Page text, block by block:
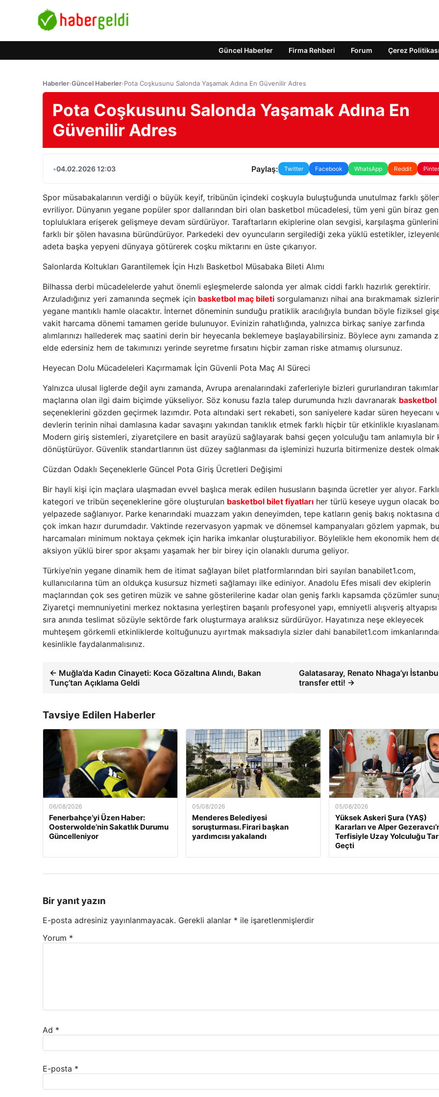
Güncel Haberler Firma Rehberi Forum Çerez Politikası
Haberler›Güncel Haberler›Pota Coşkusunu Salonda Yaşamak Adına En Güvenilir Adres
Pota Coşkusunu Salonda Yaşamak Adına En
Güvenilir Adres
•04.02.2026 12:03 Paylaş: Twitter Facebook WhatsApp Reddit
Spor müsabakalarının verdiği o büyük keyif, tribünün içindeki coşkuyla buluştuğunda unutulmaz farklı
evriliyor. Dünyanın yegane popüler spor dallarından biri olan basketbol mücadelesi, tüm yeni gün biraz
topluluklara erişerek gelişmeye devam sürdürüyor. Taraftarların ekiplerine olan sevgisi, karşılaşma
farklı bir şölen havasına büründürüyor. Parkedeki dev oyuncuların sergilediği zeka yüklü estetikler,
adeta başka yepyeni dünyaya götürerek coşku miktarını en üste çıkarıyor.
Salonlarda Koltukları Garantilemek İçin Hızlı Basketbol Müsabaka Bileti Alımı
Bilhassa derbi mücadelelerde yahut önemli eşleşmelerde salonda yer almak ciddi farklı hazırlık gerektirir.
Arzuladığınız yeri zamanında seçmek için basketbol maç bileti sorgulamanızı nihai ana bırakmamak
yegane mantıklı hamle olacaktır. İnternet döneminin sunduğu pratiklik aracılığıyla bundan böyle fiziksel
vakit harcama dönemi tamamen geride bulunuyor. Evinizin rahatlığında, yalnızca birkaç saniye zarfında
alımlarınızı hallederek maç saatini derin bir heyecanla beklemeye başlayabilirsiniz. Böylece aynı zamanda
elde edersiniz hem de takımınızı yerinde seyretme fırsatını hiçbir zaman riske atmamış olursunuz.
Heyecan Dolu Mücadeleleri Kaçırmamak İçin Güvenli Pota Maç Al Süreci
Yalnızca ulusal liglerde değil aynı zamanda, Avrupa arenalarındaki zaferleriyle bizleri gururlandıran
maçlarına olan ilgi daim biçimde yükseliyor. Söz konusu fazla talep durumunda hızlı davranarak basketbol
seçeneklerini gözden geçirmek lazımdır. Pota altındaki sert rekabeti, son saniyelere kadar süren heyecanı
devlerin terinin nihai damlasına kadar savaşını yakından tanıklık etmek farklı hiçbir tür etkinlikle
Modern giriş sistemleri, ziyaretçilere en basit arayüzü sağlayarak bahsi geçen yolculuğu tam anlamıyla bir
dönüştürüyor. Güvenlik standartlarının üst düzey sağlanması da işleminizi huzurla bitirmenize destek
Cüzdan Odaklı Seçeneklerle Güncel Pota Giriş Ücretleri Değişimi
Bir hayli kişi için maçlara ulaşmadan evvel başlıca merak edilen hususların başında ücretler yer alıyor. Farklı
kategori ve tribün seçeneklerine göre oluşturulan basketbol bilet fiyatları her türlü keseye uygun olacak
yelpazede sağlanıyor. Parke kenarındaki muazzam yakın deneyimden, tepe katların geniş bakış noktasına
çok imkan hazır durumdadır. Vaktinde rezervasyon yapmak ve dönemsel kampanyaları gözlem yapmak, bu
harcamaları minimum noktaya çekmek için harika imkanlar oluşturabiliyor. Böylelikle hem ekonomik hem
aksiyon yüklü birer spor akşamı yaşamak her bir birey için olanaklı duruma geliyor.
Türkiye’nin yegane dinamik hem de itimat sağlayan bilet platformlarından biri sayılan banabilet1.com,
kullanıcılarına tüm an oldukça kusursuz hizmeti sağlamayı ilke ediniyor. Anadolu Efes misali dev ekiplerin
maçlarından çok ses getiren müzik ve sahne gösterilerine kadar olan geniş farklı kapsamda çözümler
Ziyaretçi memnuniyetini merkez noktasına yerleştiren başarılı profesyonel yapı, emniyetli alışveriş altyapısı
sıra anında teslimat sözüyle sektörde fark oluşturmaya aralıksız sürdürüyor. Hayatınıza neşe ekleyecek
muhteşem görkemli etkinliklerde koltuğunuzu ayırtmak maksadıyla sizler dahi banabilet1.com
kesinlikle faydalanmalısınız.
← Muğla’da Kadın Cinayeti: Koca Gözaltına Alındı, Bakan
Tunç’tan Açıklama Geldi
Galatasaray, Renato Nhaga’yı
transfer etti! →
Tavsiye Edilen Haberler
06/08/2026
Fenerbahçe’yi Üzen Haber:
Oosterwolde’nin Sakatlık Durumu
Güncelleniyor
05/08/2026
Menderes Belediyesi
soruşturması. Firari başkan
yardımcısı yakalandı
05/08/2026
Yüksek Askeri Şura (YAŞ)
Kararları ve Alper
Terfisiyle Uzay Yolculuğu
Geçti
Bir yanıt yazın
E-posta adresiniz yayınlanmayacak. Gerekli alanlar * ile işaretlenmişlerdir
Yorum *
Ad *
E-posta *